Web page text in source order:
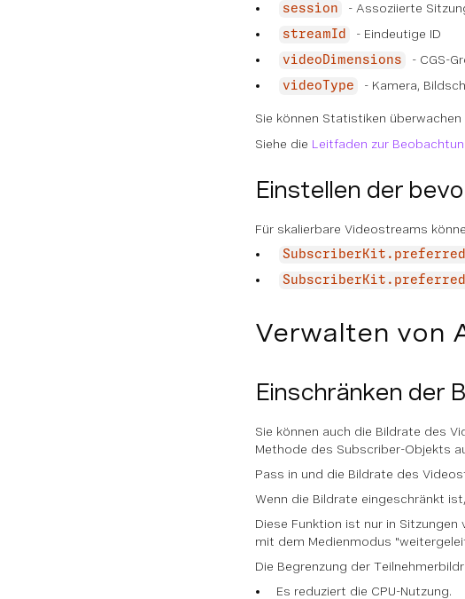
session - Assoziierte
streamId - Eindeutige ID
videoDimensions - CGS-
videoType - Kamera,
Sie können Statistiken überwachen
Siehe die Leitfaden zur
Einstellen der
Für skalierbare Videostreams
Verwalten von
Einschränken der
Sie können auch die Bildrate des
Methode des Subscriber-Objekts
Pass in und die Bildrate des
Wenn die Bildrate eingeschränkt
Diese Funktion ist nur in
mit dem Medienmodus
Die Begrenzung der
Es reduziert die CPU-Nutzung.